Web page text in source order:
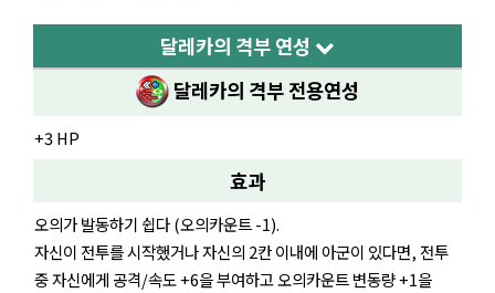
달레카의 격부 연성
달레카의 격부전용연성
+3 HP
효과
오의가 발동하기 쉽다 (오의카운트 -1).
자신이 전투를 시작했거나 자신의 2칸 이내에 아군이 있다면, 전투
중 자신에게 공격/속도 +6을 부여하고 오의카운트 변동량 +1을